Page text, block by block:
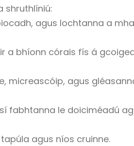
shruthlíniú:
agus lochtanna a
a bhíonn córais fís á
micreascóip, agus
fabhtanna le doiciméadú
agus níos cruinne.